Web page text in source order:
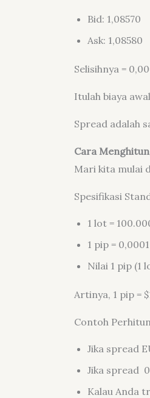
Bid: 1,08570
Ask: 1,08580
Selisihnya =
Itulah biaya
Spread adalah
Cara
Mari kita mulai
Spesifikasi
1 lot =
1 pip = 0,0001
Nilai 1 pip (1
Artinya, 1 pip =
Contoh
Jika spread
Jika spread
Kalau Anda